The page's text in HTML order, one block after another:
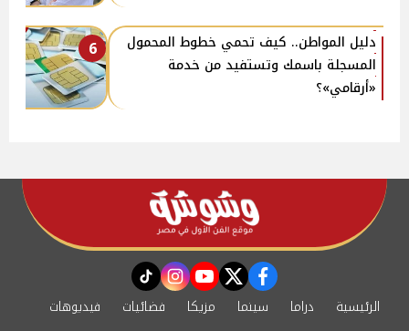
6
دليل المواطن.. كيف تحمي خطوط المحمول
المسجلة باسمك وتستفيد من خدمة
«أرقامي»؟
facebook
twitter
youtube
instagram
tiktok
الرئيسية دراما سينما مزيكا فضائيات
فيديوهات